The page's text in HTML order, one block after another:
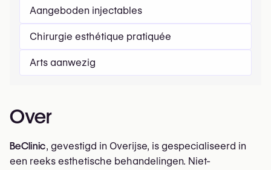
Aangeboden injectables
Chirurgie esthétique pratiquée
Arts aanwezig
Over
BeClinic, gevestigd in Overijse, is gespecialiseerd in
een reeks esthetische behandelingen. Niet-